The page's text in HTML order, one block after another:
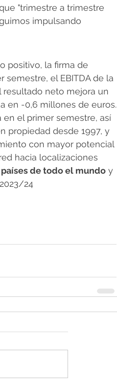
"trimestre a trimestre
impulsando
positivo, la firma de
el EBITDA de la
resultado neto mejora un
en -0,6 millones de euros.
el primer semestre, así
propiedad desde 1997, y
con mayor potencial
hacia localizaciones
de todo el mundo y
24